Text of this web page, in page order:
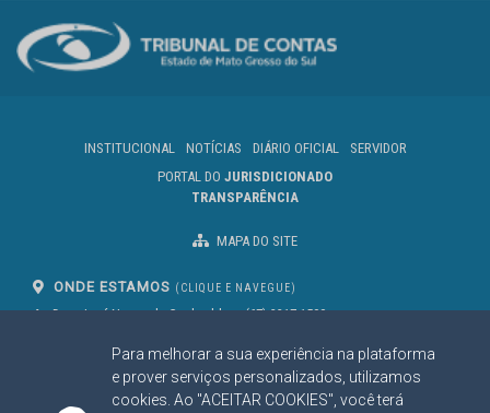
Para melhorar a sua experiência na plataforma
e prover serviços personalizados, utilizamos
cookies. Ao "ACEITAR COOKIES", você terá
INSTITUCIONAL NOTÍCIAS DIÁRIO OFICIAL
SERVIDOR
PORTAL DO JURISDICIONADO
TRANSPARÊNCIA
MAPA DO SITE
ONDE ESTAMOS (CLIQUE E NAVEGUE)
Av. Des. José Nunes da Cunha, bloco
Campo Grande/MS
CEP: 79031-310
(67) 3317-1500